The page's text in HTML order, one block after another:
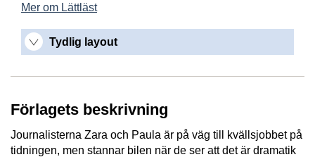
Mer om Lättläst
Tydlig layout
Förlagets beskrivning
Journalisterna Zara och Paula är på väg till kvällsjobbet på
tidningen, men stannar bilen när de ser att det är dramatik